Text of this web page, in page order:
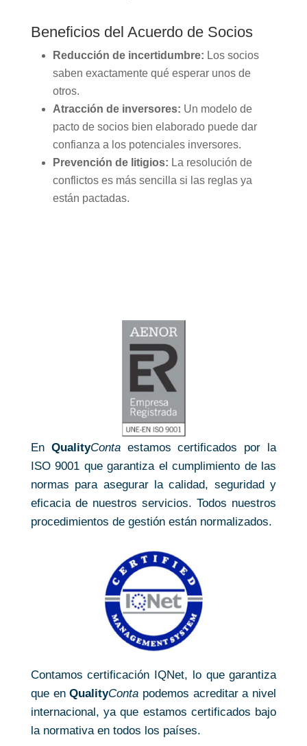
Beneficios del Acuerdo de Socios
Reducción de incertidumbre: Los socios
saben exactamente qué esperar unos de
otros.
Atracción de inversores: Un modelo de
pacto de socios bien elaborado puede dar
confianza a los potenciales inversores.
Prevención de litigios: La resolución de
conflictos es más sencilla si las reglas ya
están pactadas.
EnQualityContaestamos certificados por la
ISO 9001 que garantiza el cumplimiento de las
normas para asegurar la calidad, seguridad y
eficacia de nuestros servicios. Todos nuestros
procedimientos de gestión están normalizados.
Contamos certificación IQNet, lo que garantiza
que enQualityConta podemos acreditar a nivel
internacional, ya que estamos certificados bajo
la normativa en todos los países.